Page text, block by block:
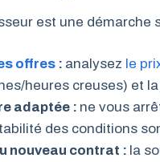
est une démarche
offres : analysez le
heures creuses) et
adaptée : ne vous
des conditions
nouveau contrat : la